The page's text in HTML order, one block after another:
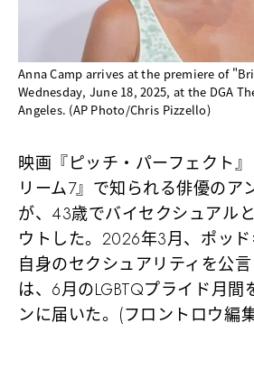
Anna Camp arrives at the premiere of
Wednesday, June 18, 2025, at the DGA
Angeles. (AP Photo/Chris Pizzello)
映画『ピッチ・パーフェクト
リーム7』で知られる俳優のア
が、43歳でバイセクシュアル
ウトした。2026年3月、ポッ
自身のセクシュアリティを公
は、6月のLGBTQプライド月間
ンに届いた。(フロントロウ編